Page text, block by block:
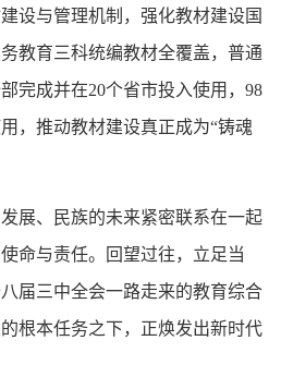
设与管理机制，强化教材建设国
教育三科统编教材全覆盖，普通
完成并在20个省市投入使用，98
，推动教材建设真正成为“铸魂
展、民族的未来紧密联系在一起
命与责任。回望过往，立足当
届三中全会一路走来的教育综合
根本任务之下，正焕发出新时代